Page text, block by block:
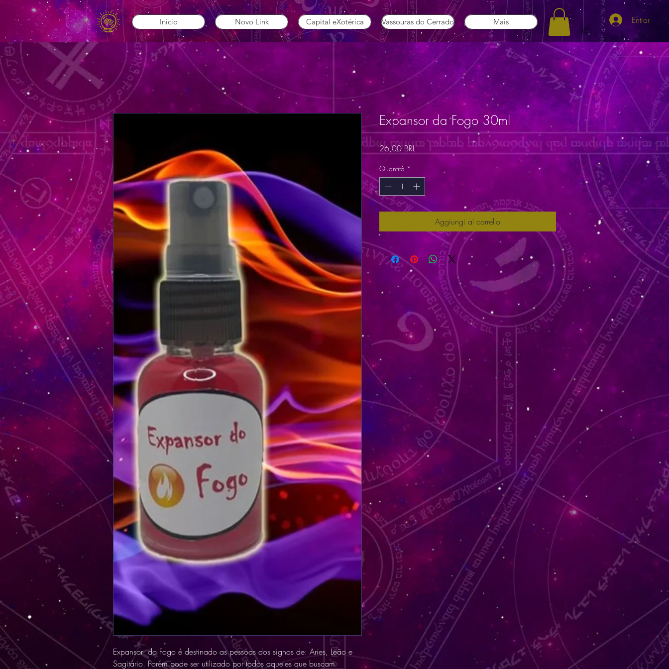
Entrar
Início Novo Link Capital eXotérica Vassouras do Cerrado Mais
Expansor do Fogo é destinado as pessoas dos signos de: Aries, Leão e
Sagitário. Porém pode ser utilizado por todos aqueles que buscam
Expansor da Fogo 30ml
26,00 BRLPrezzo
Quantità *
Aggiungi al carrello